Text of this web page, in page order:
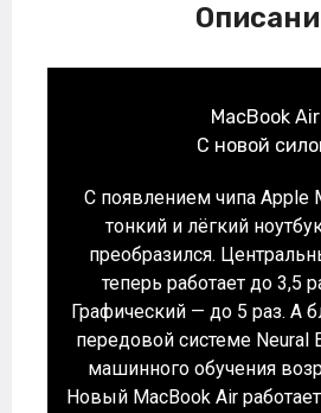
MacBook Air
C новой
С появлением чипа
тонкий и лёгкий
преобразился.
теперь работает до 3,5
Графический — до 5 раз. А
передовой системе Neural
машинного обучения
Новый MacBook Air